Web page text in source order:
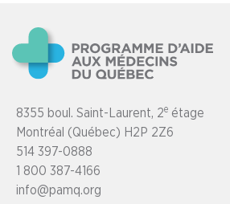
8355 boul. Saint-Laurent, 2e étage
Montréal (Québec) H2P 2Z6
514 397-0888
1 800 387-4166
info@pamq.org